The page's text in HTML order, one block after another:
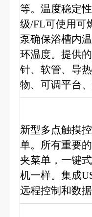
等。温度稳定
级/FL可使用可
泵确保浴槽内
环温度。提供
针、软管、导
物、可调平台
新型多点触摸
单。所有重要
夹菜单，一键
机一样。集成
远程控制和数据